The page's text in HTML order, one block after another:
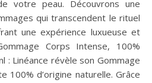
votre peau. Découvrons une
qui transcendent le rituel
une expérience luxueuse et
Corps Intense, 100%
: Linéance révèle son Gommage
100% d’origine naturelle. Grâce